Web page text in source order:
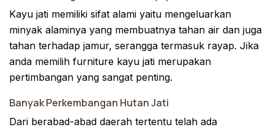
Kayu jati memiliki sifat alami yaitu mengeluarkan
minyak alaminya yang membuatnya tahan air dan juga
tahan terhadap jamur, serangga termasuk rayap. Jika
anda memilih furniture kayu jati merupakan
pertimbangan yang sangat penting.
Banyak Perkembangan Hutan Jati
Dari berabad-abad daerah tertentu telah ada